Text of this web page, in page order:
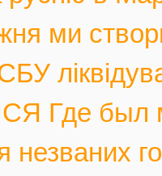
ми
Где был
незваних